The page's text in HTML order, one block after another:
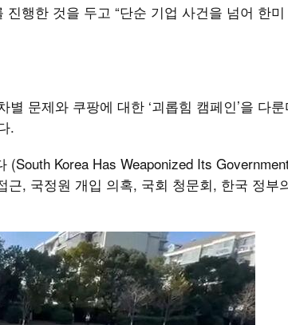
행한 것을 두고 “단순 기업 사건을 넘어 한
문제와 쿠팡에 대한 ‘괴롭힘 캠페인’을 다
.
Korea Has Weaponized Its
, 국정원 개입 의혹, 국회 청문회, 한국 정부